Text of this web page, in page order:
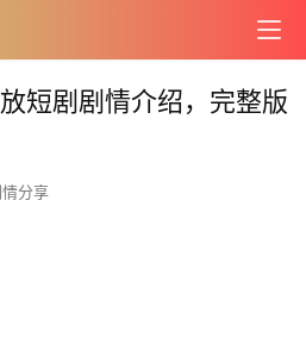
短剧剧情介绍，完整版
情分享